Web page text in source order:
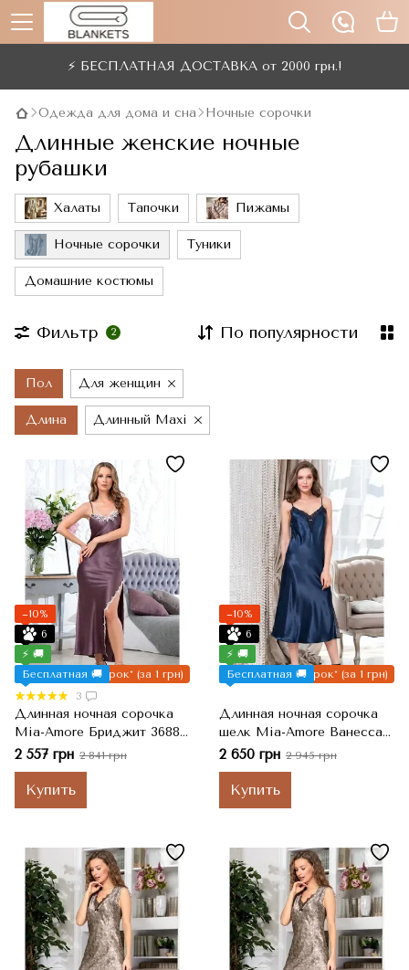
⚡ БЕСПЛАТНАЯ ДОСТАВКА от 2000 грн.!
Одежда для дома и сна Ночные сорочки
Длинные женские ночные
рубашки
Халаты Тапочки Пижамы
Ночные сорочки Туники
Домашние костюмы
Фильтр 2 По популярности
Пол Для женщин
Длина Длинный Maxi
Подарок* (за 1 грн)
−10%
6
⚡ 🚚
Бесплатная 🚚
3
Длинная ночная сорочка
Mia-Amore Бриджит 3688
Натуральный шелк, M
2 557 грн 2 841 грн
Купить
Подарок* (за 1 грн)
−10%
6
⚡ 🚚
Бесплатная 🚚
Длинная ночная сорочка
шелк Mia-Amore Ванесса
3775, M
2 650 грн 2 945 грн
Купить